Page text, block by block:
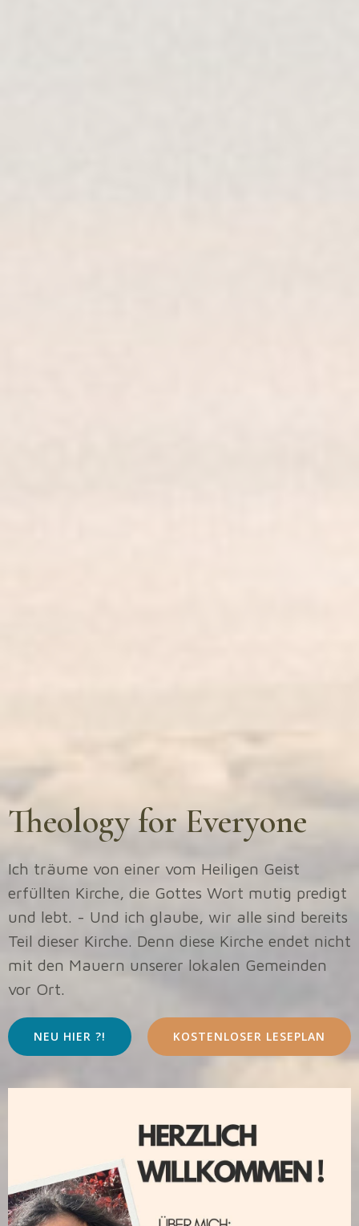
Theology for Everyone
Ich träume von einer vom Heiligen Geist
erfüllten Kirche, die Gottes Wort mutig predigt
und lebt. - Und ich glaube, wir alle sind bereits
Teil dieser Kirche. Denn diese Kirche endet nicht
mit den Mauern unserer lokalen Gemeinden
vor Ort.
NEU HIER ?! KOSTENLOSER LESEPLAN